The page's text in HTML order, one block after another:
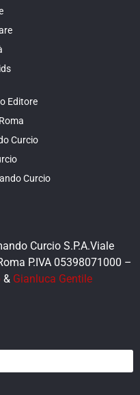
Editore
Curcio
Curcio
Curcio S.P.A.Viale
P.IVA 05398071000 –
& Gianluca Gentile